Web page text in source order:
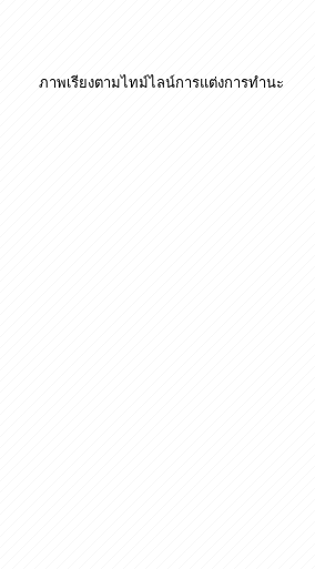
ภาพเรียงตามไทม์ไลน์การแต่งการทำนะ